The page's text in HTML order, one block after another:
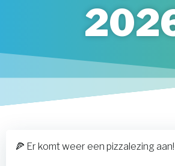
🍕 Er komt weer een pizzalezing